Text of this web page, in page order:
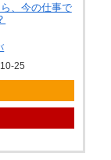
、今の仕事で
25